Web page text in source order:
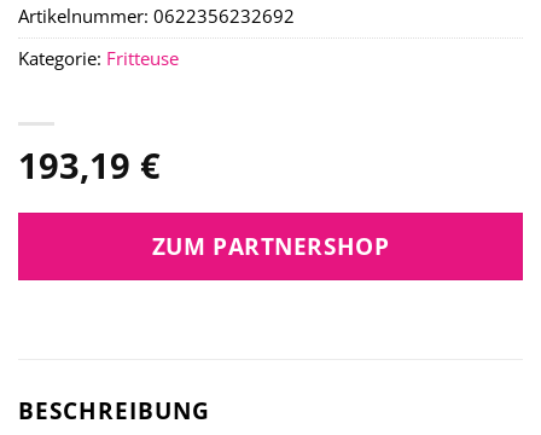
193,19 €
ZUM PARTNERSHOP
Artikelnummer: 0622356232692
Kategorie: Fritteuse
BESCHREIBUNG